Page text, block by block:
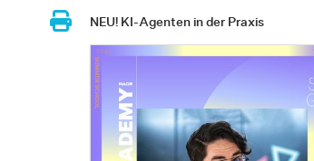
NEU! KI-Agenten in der Praxis